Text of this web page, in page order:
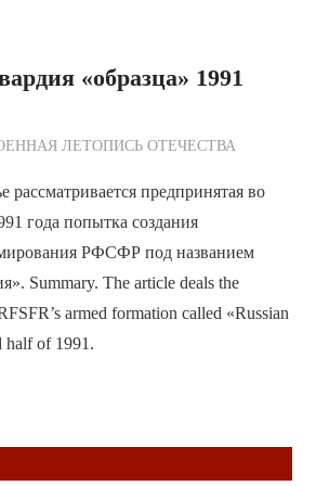
«образца» 1991
по Редакции
ЛЕТОПИСЬ ОТЕЧЕСТВА
рассматривается предпринятая во
года попытка создания
РФСФР под названием
Summary. The article deals the
armed formation called «Russian
half of 1991.